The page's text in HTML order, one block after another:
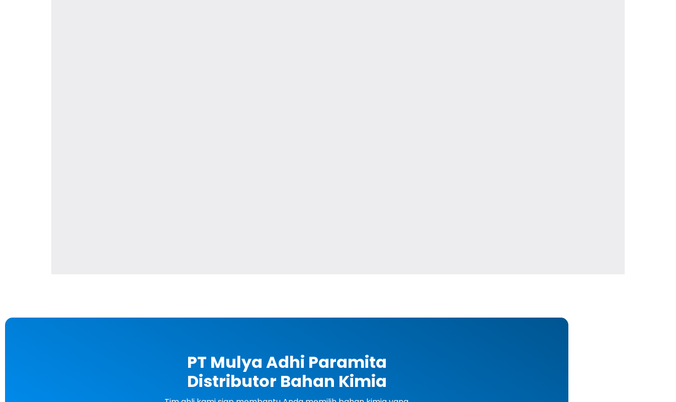
PT Mulya Adhi Paramita
Distributor Bahan Kimia